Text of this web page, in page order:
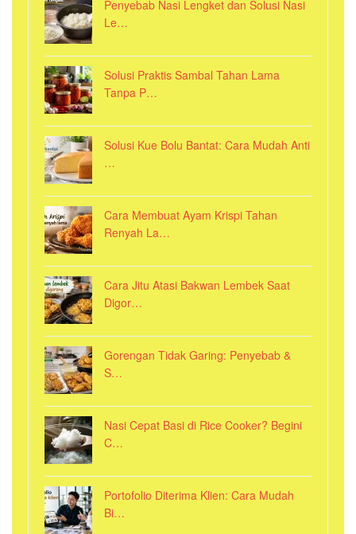
Penyebab Nasi Lengket dan Solusi Nasi
Le…
Solusi Praktis Sambal Tahan Lama
Tanpa P…
Solusi Kue Bolu Bantat: Cara Mudah Anti
…
Cara Membuat Ayam Krispi Tahan
Renyah La…
Cara Jitu Atasi Bakwan Lembek Saat
Digor…
Gorengan Tidak Garing: Penyebab &
S…
Nasi Cepat Basi di Rice Cooker? Begini
C…
Portofolio Diterima Klien: Cara Mudah
Bi…